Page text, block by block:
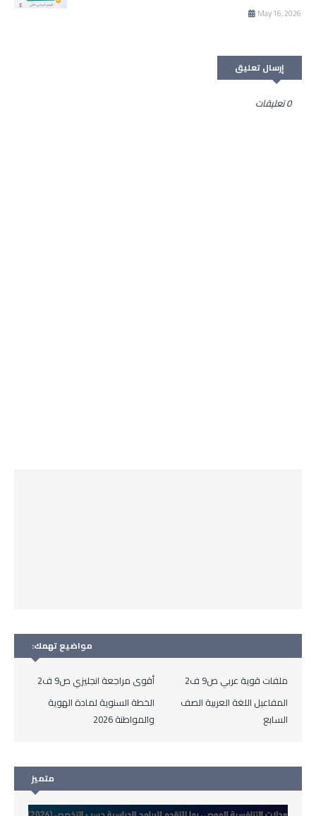
May 16, 2026
إرسال تعليق
0 تعليقات
مواضيع تهمك:
أقوى مراجعة انجليزي ص9 ف2
ملفات قوية عربي ص9 ف2
الخطة السنوية لمادة الهوية
والمواطنة 2026
المفاعيل اللغة العربية الصف
السابع
متميز